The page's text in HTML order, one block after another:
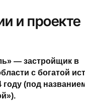
и проекте
— застройщик в
с богатой
году (под